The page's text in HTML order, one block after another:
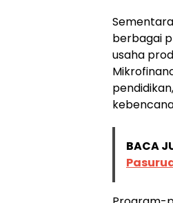
berbagai
usaha
BACA